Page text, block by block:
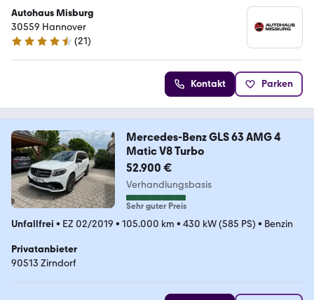
Autohaus Misburg
30559 Hannover
4.6 Sterne
(21)
Kontakt Parken
Mercedes-Benz GLS 63 AMG 4
Matic V8 Turbo
52.900 €
Verhandlungsbasis
Sehr guter Preis
Unfallfrei • EZ 02/2019 • 105.000 km • 430 kW (585 PS) • Benzin
Privatanbieter
90513 Zirndorf